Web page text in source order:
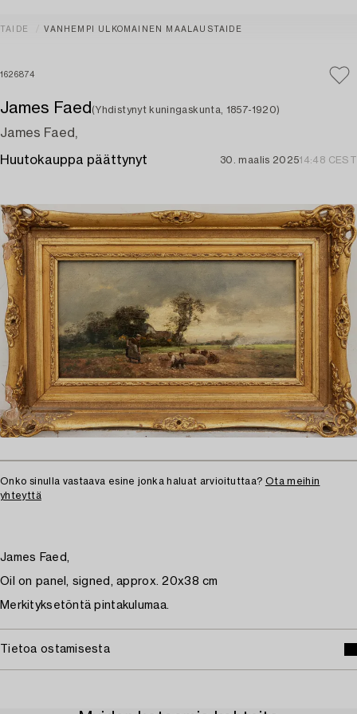
TAIDE VANHEMPI ULKOMAINEN MAALAUSTAIDE
1626874
James Faed (Yhdistynyt kuningaskunta, 1857-1920)
James Faed,
Huutokauppa päättynyt 30. maalis 202514:48 CEST
Onko sinulla vastaava esine jonka haluat arvioituttaa? Ota meihin
yhteyttä
James Faed,
Oil on panel, signed, approx. 20x38 cm
Merkityksetöntä pintakulumaa.
Tietoa ostamisesta